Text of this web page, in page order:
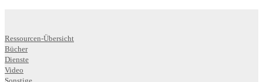
Ressourcen-Übersicht
Bücher
Dienste
Video